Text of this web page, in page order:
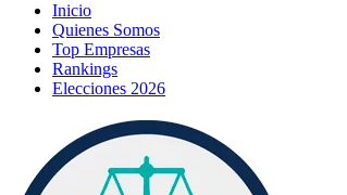
Inicio
Quienes Somos
Top Empresas
Rankings
Elecciones 2026